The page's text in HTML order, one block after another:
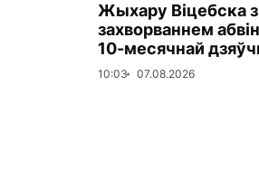
Жыхару Віцебска з
захворваннем
10-месячнай
10:03 07.08.2026